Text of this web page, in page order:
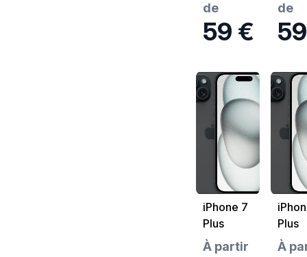
de
59 €
de
iPhone 7
Plus
À partir
Plus
À